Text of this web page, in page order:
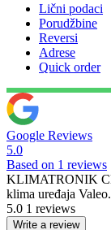
Lični podaci
Porudžbine
Reversi
Adrese
Quick order
Google Reviews
5.0
Based on 1 reviews
KLIMATRONIK
klima uređaja Valeo.
5.0 1 reviews
Write a review